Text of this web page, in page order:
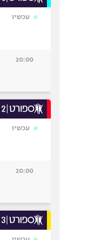
עכשיו
20:00
עכשיו
20:00